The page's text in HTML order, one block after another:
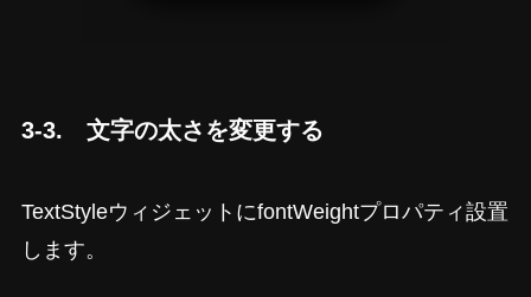
3-3. 文字の太さを変更する
TextStyleウィジェットにfontWeightプロパティ設置
します。